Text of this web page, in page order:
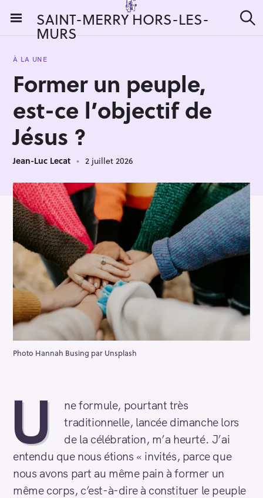
i
SAINT-MERRY HORS-LES-
MURS e
À LA UNE
Former un peuple,
est-ce l’objectif de
Jésus ?
Jean-Luc Lecat 2 juillet 2026
Photo Hannah Busing par Unsplash
U
ne formule, pourtant très
traditionnelle, lancée dimanche lors
de la célébration, m’a heurté. J’ai
entendu que nous étions « invités, parce que
nous avons part au même pain à former un
même corps, c’est-à-dire à constituer le peuple